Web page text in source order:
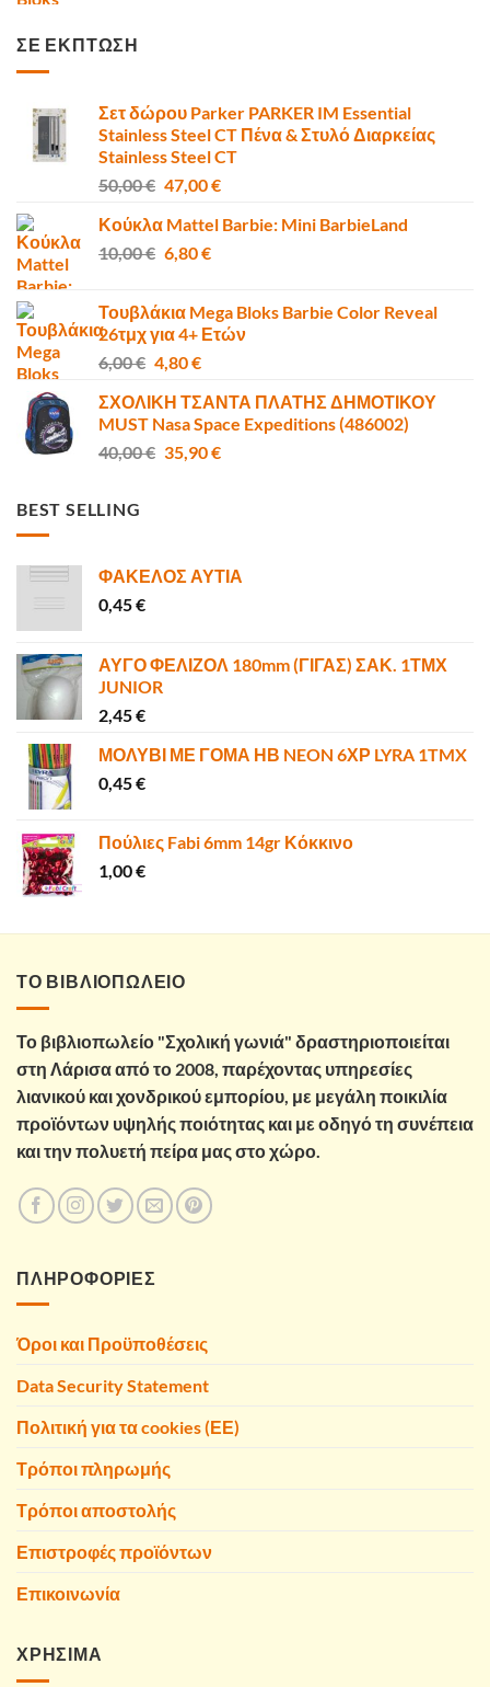
ΣΕ ΕΚΠΤΩΣΗ
Σετ δώρου Parker PARKER IM Essential
Stainless Steel CT Πένα & Στυλό Διαρκείας
Stainless Steel CT
50,00€ Original
was:
50,00 €.
47,00€Η
τιμή
Κούκλα Mattel Barbie: Mini BarbieLand
10,00€ Original
10,00 €.
6,80€Η
είναι:
6,80 €.
Τουβλάκια Mega Bloks Barbie Color Reveal
26τμχ για 4+ Ετών
6,00€ Original
was:
6,00 €.
4,80€Η
τιμή
είναι:
4,80 €.
ΣΧΟΛΙΚΗ ΤΣΑΝΤΑ ΠΛΑΤΗΣ ΔΗΜΟΤΙΚΟΥ
MUST Nasa Space Expeditions (486002)
40,00€ Original
35,90€Η
BEST SELLING
ΦΑΚΕΛΟΣ ΑΥΤΙΑ
0,45€
ΑΥΓΟ ΦΕΛΙΖΟΛ 180mm (ΓΙΓΑΣ) ΣΑΚ. 1ΤΜΧ
JUNIOR
2,45€
ΜΟΛΥΒΙ ΜΕ ΓΟΜΑ ΗΒ NEON 6ΧΡ LYRA 1TMX
0,45€
Πούλιες Fabi 6mm 14gr Κόκκινο
1,00€
ΤΟ ΒΙΒΛΙΟΠΩΛΕΙΟ
Το βιβλιοπωλείο "Σχολική γωνιά" δραστηριοποιείται
στη Λάρισα από το 2008, παρέχοντας υπηρεσίες
λιανικού και χονδρικού εμπορίου, με μεγάλη ποικιλία
προϊόντων υψηλής ποιότητας και με οδηγό τη συνέπεια
και την πολυετή πείρα μας στο χώρο.
ΠΛΗΡΟΦΟΡΙΕΣ
Όροι και Προϋποθέσεις
Data Security Statement
Πολιτική για τα cookies (ΕΕ)
Τρόποι πληρωμής
Τρόποι αποστολής
Επιστροφές προϊόντων
Επικοινωνία
ΧΡΗΣΙΜΑ